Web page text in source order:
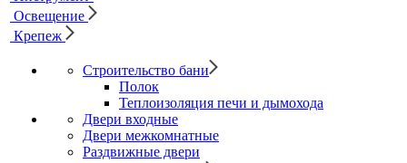
Освещение
Крепеж
Строительство бани
Полок
Теплоизоляция печи и дымохода
Двери входные
Двери межкомнатные
Раздвижные двери